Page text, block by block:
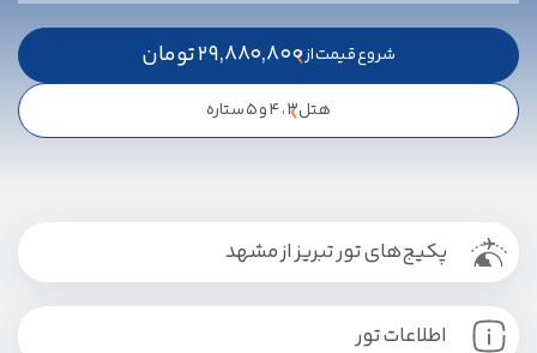
شروع قیمت از29,880,800تومان
هتل3 ، 4 و 5 ستاره
پکیج‌های تور تبریز از مشهد
اطلاعات تور